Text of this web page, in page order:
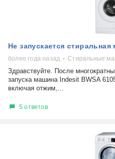
Не запускается
более года назад Стиральные
Здравствуйте. После
запуска машина Indesit BWSA
включая отжим,...
5 ответов